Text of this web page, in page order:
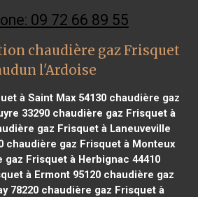
09 72 66 89 55
chaudière gaz Frisquet
l'Ardoise
à Saint Max 54130 chaudière gaz
33290 chaudière gaz Frisquet à
gaz Frisquet à Laneuveville
chaudière gaz Frisquet à Monteux
gaz Frisquet à Herbignac 44410
à Ermont 95120chaudière gaz
78220chaudière gaz Frisquet à